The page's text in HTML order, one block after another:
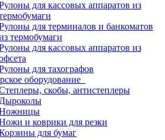
для кассовых аппаратов из
для терминалов и банкоматов
термобумаги
для кассовых аппаратов из
для тахографов
оборудование
скобы, антистеплеры
Дыроколы
и коврики для резки
для бумаг